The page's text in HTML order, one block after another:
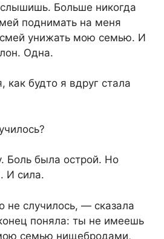
Больше никогда
поднимать на меня
смей унижать мою семью. И
Одна.
как будто я вдруг стала
Боль была острой. Но
И сила.
случилось, — сказала
поняла: ты не имеешь
семью нищебродами,